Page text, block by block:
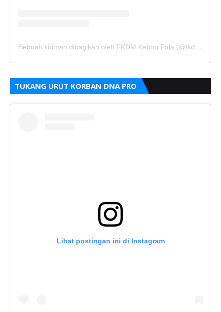
Sebuah kiriman dibagikan oleh FKDM Kebon Pala (@fkdm_kebonpala)
TUKANG URUT KORBAN DNA PRO
Lihat postingan ini di Instagram